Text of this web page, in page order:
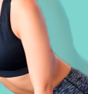
使用は、装着
くみなどの改